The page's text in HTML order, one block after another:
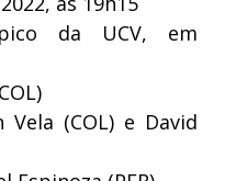
da UCV, em
Vela (COL) e David